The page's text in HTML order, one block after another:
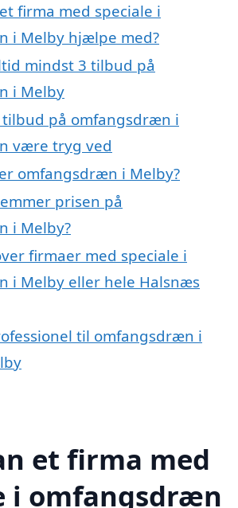
firma med speciale i
i Melby hjælpe med?
mindst 3 tilbud på
i Melby
tilbud på omfangsdræn i
være tryg ved
omfangsdræn i Melby?
prisen på
i Melby?
firmaer med speciale i
i Melby eller hele Halsnæs
til omfangsdræn i
et firma med
i omfangsdræn